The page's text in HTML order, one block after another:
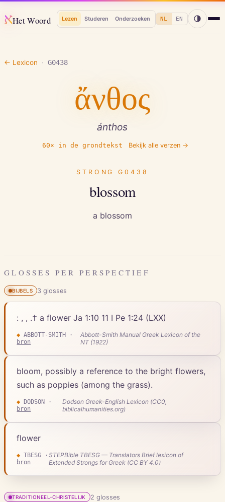
אHet Woord Lezen Studeren Onderzoeken NL EN
← Lexicon · G0438
ἄνθος
ánthos
60× in de grondtekst Bekijk alle verzen →
STRONGG0438
blossom
a blossom
GLOSSES PER PERSPECTIEF
BIJBELS 3glosses
: , , .† a flower Ja 1:10 11 I Pe 1:24 (LXX)
◆ ABBOTT-SMITH ·
bron
Abbott-Smith Manual Greek Lexicon of the
NT (1922)
bloom, possibly a reference to the bright flowers,
such as poppies (among the grass).
◆ DODSON ·
bron
Dodson Greek-English Lexicon (CC0,
biblicalhumanities.org)
flower
◆ TBESG ·
bron
STEPBible TBESG — Translators Brief lexicon of
Extended Strongs for Greek (CC BY 4.0)
TRADITIONEEL-CHRISTELIJK 2 glosses